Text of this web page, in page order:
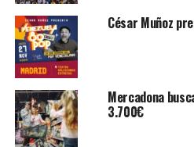
mejor servicio».
Si finalmente se materializara
entidades que tendría las
tarde por la mañana. Casi
las 14:15 horas. Hay que tener
bancos abren también en
tiempo, sobre todo para
César Muñoz
Mercadona
3.700€